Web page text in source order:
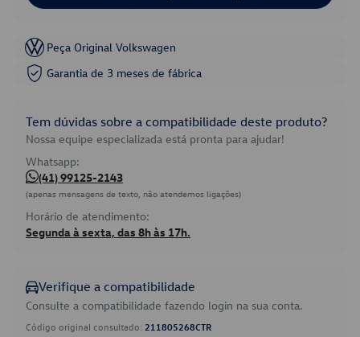
Peça Original Volkswagen
Garantia de 3 meses de fábrica
Tem dúvidas sobre a compatibilidade deste produto?
Nossa equipe especializada está pronta para ajudar!
Whatsapp:
(41) 99125-2143
(apenas mensagens de texto, não atendemos ligações)
Horário de atendimento:
Segunda à sexta, das 8h às 17h.
Verifique a compatibilidade
Consulte a compatibilidade fazendo login na sua conta.
Código original consultado: 211805268CTR